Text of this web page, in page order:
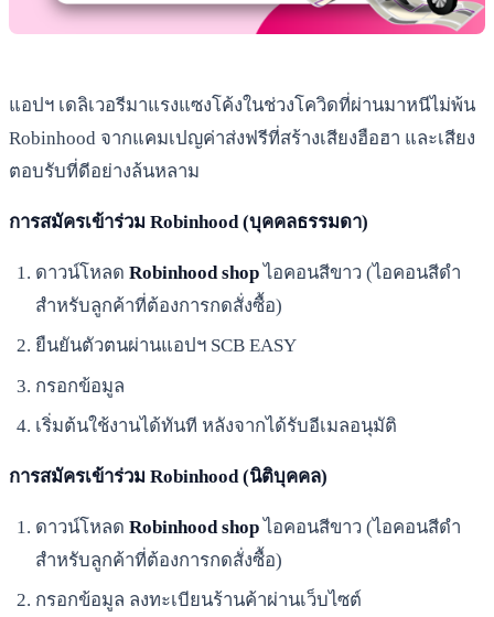
แอปฯ เดลิเวอรีมาแรงแซงโค้งในช่วงโควิดที่ผ่านมาหนีไม่พ้น
Robinhood จากแคมเปญค่าส่งฟรีที่สร้างเสียงฮือฮา และเสียง
ตอบรับที่ดีอย่างล้นหลาม
การสมัครเข้าร่วม Robinhood (บุคคลธรรมดา)
ดาวน์โหลด Robinhood shopไอคอนสีขาว (ไอคอนสีดำ
สำหรับลูกค้าที่ต้องการกดสั่งซื้อ)
ยืนยันตัวตนผ่านแอปฯ SCB EASY
กรอกข้อมูล
เริ่มต้นใช้งานได้ทันที หลังจากได้รับอีเมลอนุมัติ
การสมัครเข้าร่วม Robinhood (นิติบุคคล)
ดาวน์โหลด Robinhood shopไอคอนสีขาว (ไอคอนสีดำ
สำหรับลูกค้าที่ต้องการกดสั่งซื้อ)
กรอกข้อมูล ลงทะเบียนร้านค้าผ่านเว็บไซต์